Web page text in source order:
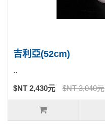
吉利亞(52cm)
..
$NT 2,430元 $NT 3,040元